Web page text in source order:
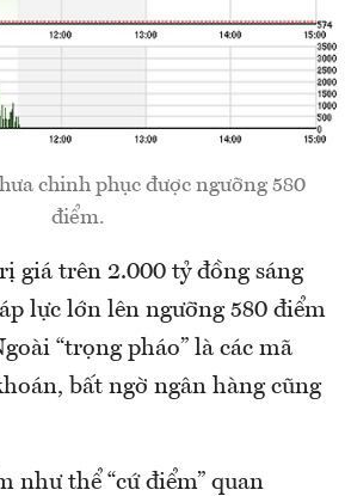
chinh phục được ngưỡng 580
điểm.
giá trên 2.000 tỷ đồng sáng
lực lớn lên ngưỡng 580 điểm
“trọng pháo” là các mã
bất ngờ ngân hàng cũng
như thể “cứ điểm” quan